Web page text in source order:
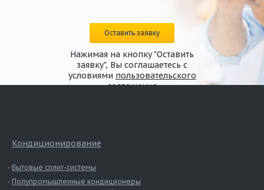
Оставить заявку
Нажимая на кнопку "Оставить
заявку", Вы соглашаетесь с
условиями пользовательского
соглашения
Кондиционирование
Бытовые сплит-системы
Полупромышленные кондиционеры